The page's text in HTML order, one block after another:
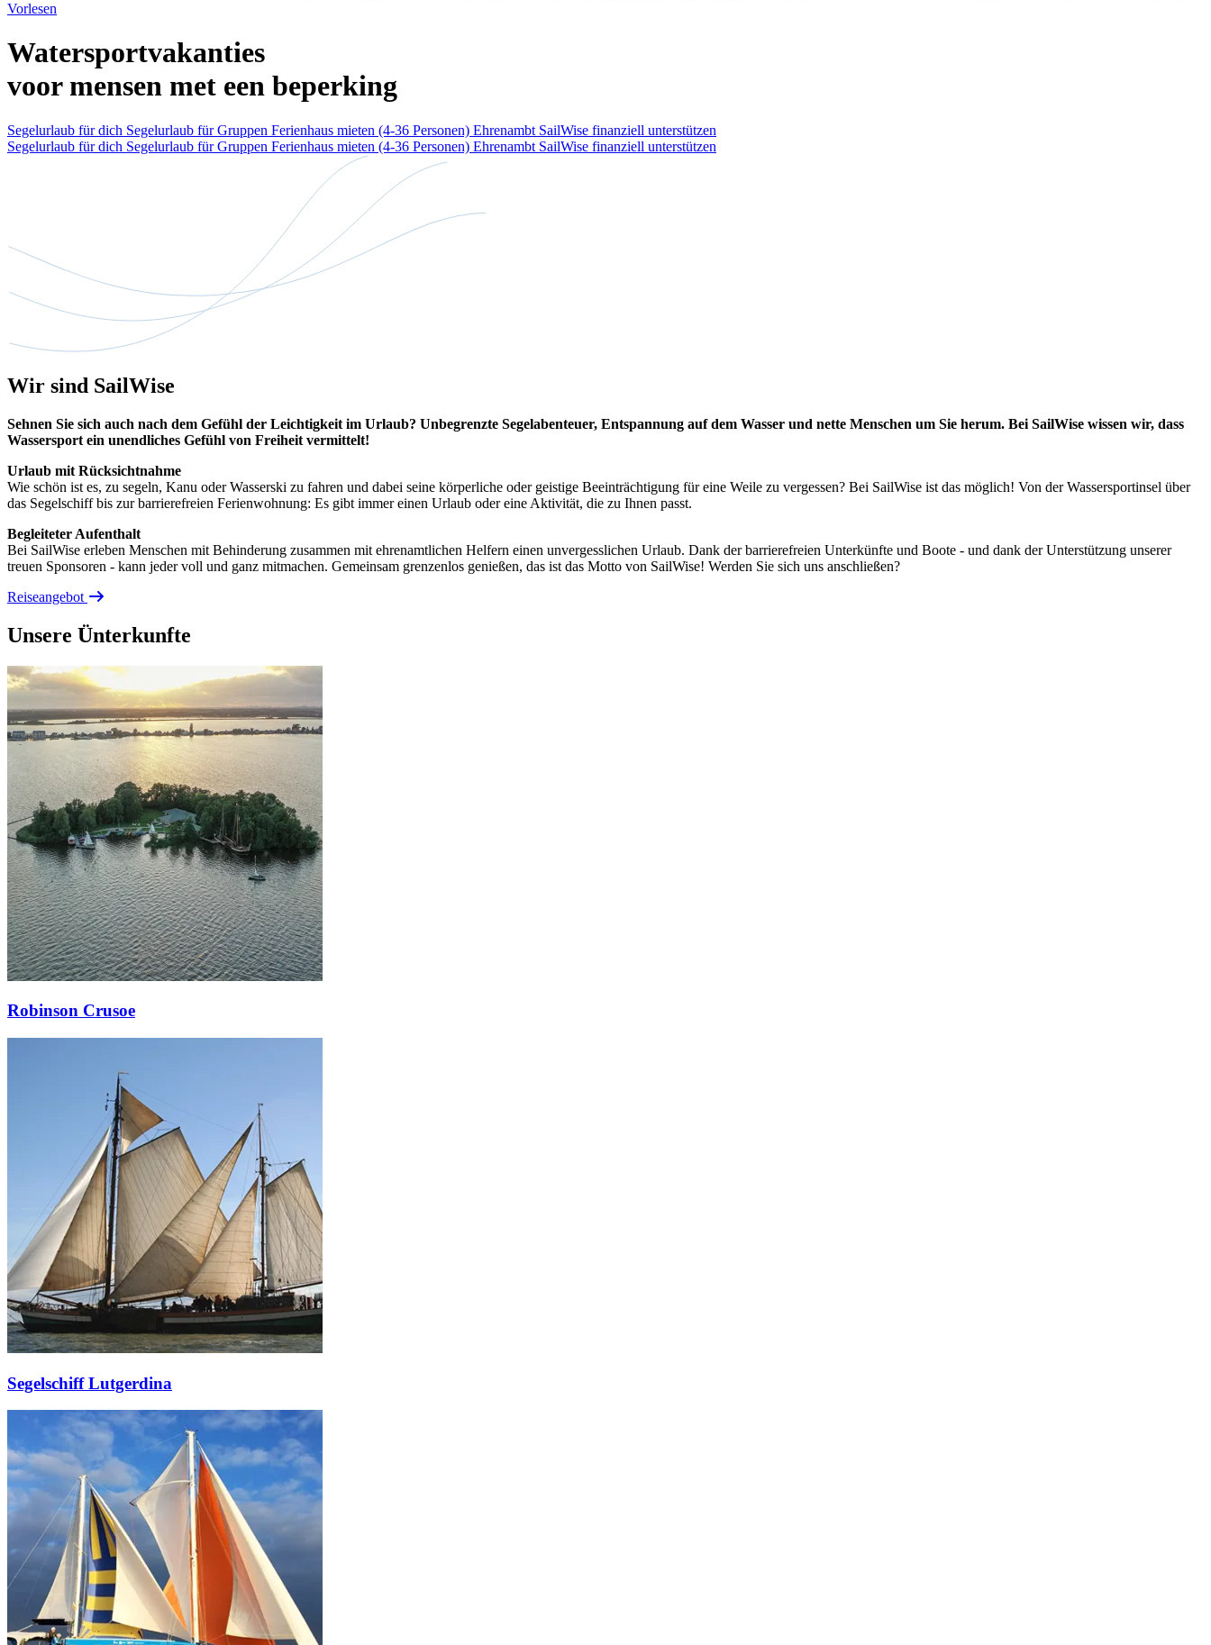
Vorlesen
Watersportvakanties
voor mensen met een beperking
Segelurlaub für dich Segelurlaub für Gruppen Ferienhaus mieten (4-36 Personen) Ehrenambt SailWise finanziell unterstützen
Segelurlaub für dich Segelurlaub für Gruppen Ferienhaus mieten (4-36 Personen) Ehrenambt SailWise finanziell unterstützen
Wir sind SailWise
Sehnen Sie sich auch nach dem Gefühl der Leichtigkeit im Urlaub? Unbegrenzte Segelabenteuer, Entspannung auf dem Wasser und nette Menschen um Sie herum. Bei SailWise wissen wir, dass
Wassersport ein unendliches Gefühl von Freiheit vermittelt!
Urlaub mit Rücksichtnahme
Wie schön ist es, zu segeln, Kanu oder Wasserski zu fahren und dabei seine körperliche oder geistige Beeinträchtigung für eine Weile zu vergessen? Bei SailWise ist das möglich! Von der Wassersportinsel über
das Segelschiff bis zur barrierefreien Ferienwohnung: Es gibt immer einen Urlaub oder eine Aktivität, die zu Ihnen passt.
Begleiteter Aufenthalt
Bei SailWise erleben Menschen mit Behinderung zusammen mit ehrenamtlichen Helfern einen unvergesslichen Urlaub. Dank der barrierefreien Unterkünfte und Boote - und dank der Unterstützung unserer
treuen Sponsoren - kann jeder voll und ganz mitmachen. Gemeinsam grenzenlos genießen, das ist das Motto von SailWise! Werden Sie sich uns anschließen?
Reiseangebot
Unsere Ünterkunfte
Robinson Crusoe
Segelschiff Lutgerdina